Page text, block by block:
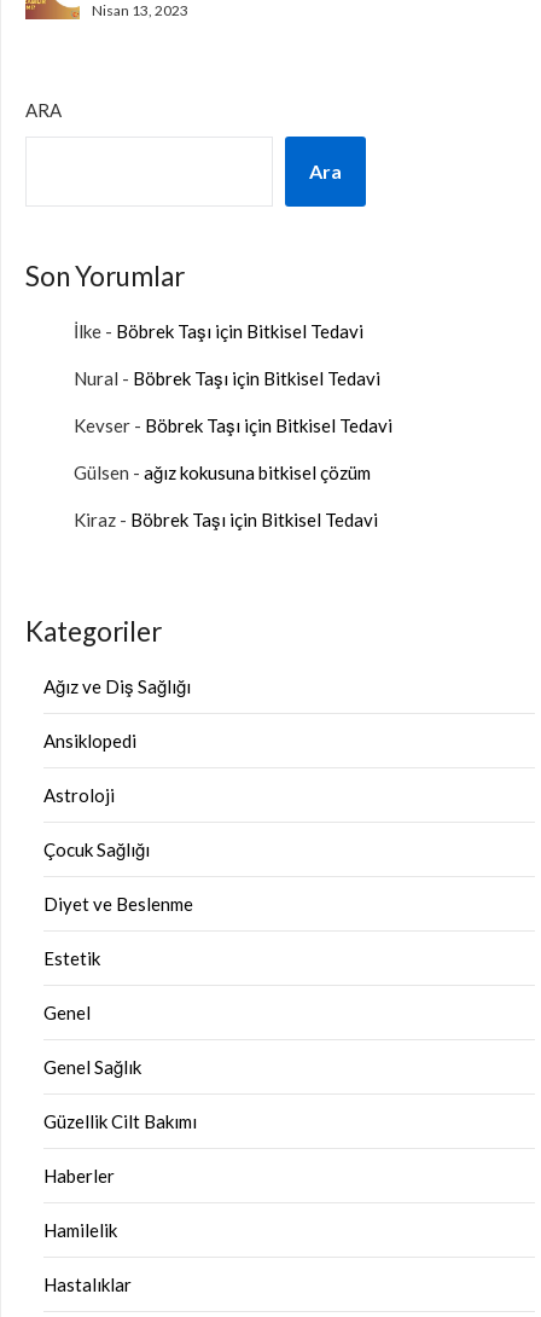
Nisan 13, 2023
ARA
Ara
Son Yorumlar
İlke - Böbrek Taşı için Bitkisel Tedavi
Nural - Böbrek Taşı için Bitkisel Tedavi
Kevser - Böbrek Taşı için Bitkisel Tedavi
Gülsen - ağız kokusuna bitkisel çözüm
Kiraz - Böbrek Taşı için Bitkisel Tedavi
Kategoriler
Ağız ve Diş Sağlığı
Ansiklopedi
Astroloji
Çocuk Sağlığı
Diyet ve Beslenme
Estetik
Genel
Genel Sağlık
Güzellik Cilt Bakımı
Haberler
Hamilelik
Hastalıklar